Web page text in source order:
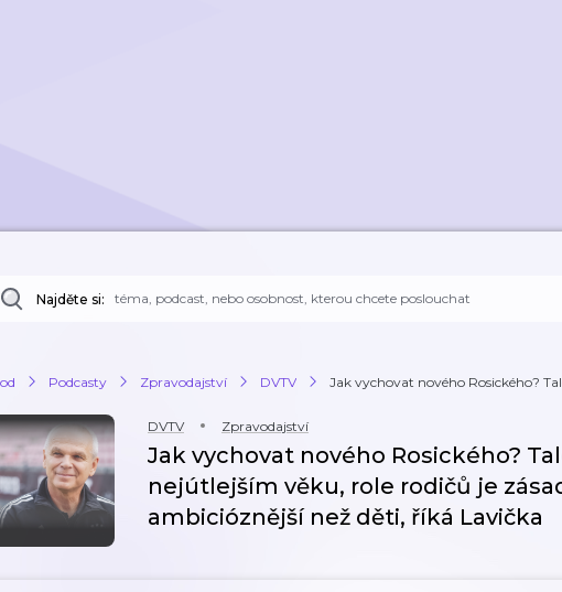
Najděte si:
Podcasty Zpravodajství DVTV Jak vychovat nového Rosického?
DVTV Zpravodajství
Jak vychovat nového Rosického?
nejútlejším věku, role rodičů je
ambicióznější než děti, říká Lavička